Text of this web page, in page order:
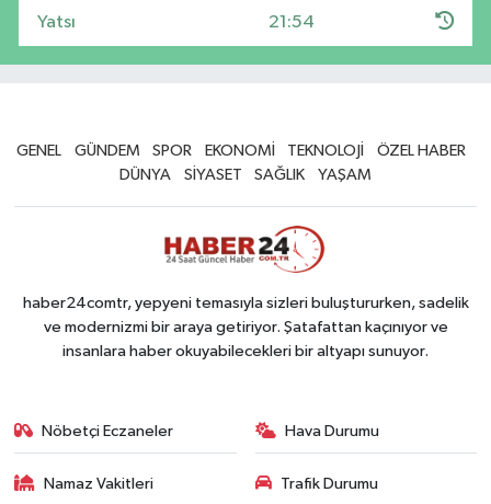
Yatsı 21:54
GENEL GÜNDEM SPOR EKONOMİ TEKNOLOJİ
ÖZEL HABER
DÜNYA
SİYASET SAĞLIK YAŞAM
haber24comtr, yepyeni temasıyla sizleri buluştururken, sadelik
ve modernizmi bir araya getiriyor. Şatafattan kaçınıyor ve
insanlara haber okuyabilecekleri bir altyapı sunuyor.
Nöbetçi Eczaneler Hava Durumu
Namaz Vakitleri Trafik Durumu